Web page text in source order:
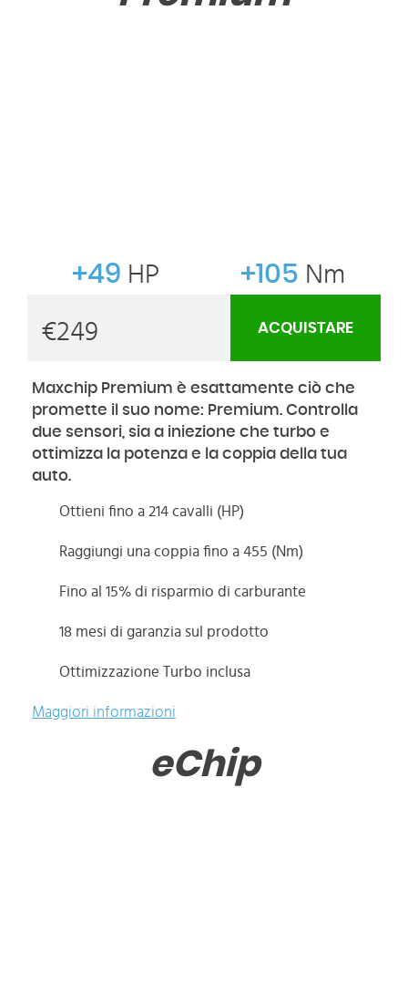
+49 HP +105 Nm
€249 ACQUISTARE
Maxchip Premium è esattamente ciò che
promette il suo nome: Premium. Controlla
due sensori, sia a iniezione che turbo e
ottimizza la potenza e la coppia della tua
auto.
Ottieni fino a 214 cavalli (HP)
Raggiungi una coppia fino a 455 (Nm)
Fino al 15% di risparmio di carburante
18 mesi di garanzia sul prodotto
Ottimizzazione Turbo inclusa
Maggiori informazioni
eChip